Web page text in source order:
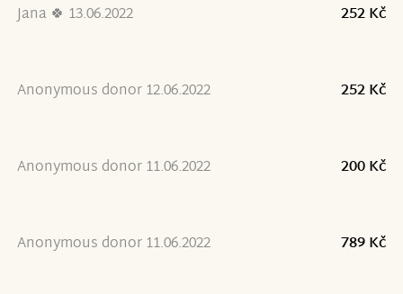
Jana 🍀 13.06.2022 252 Kč
Anonymous donor 12.06.2022 252 Kč
Anonymous donor 11.06.2022 200 Kč
Anonymous donor 11.06.2022 789 Kč